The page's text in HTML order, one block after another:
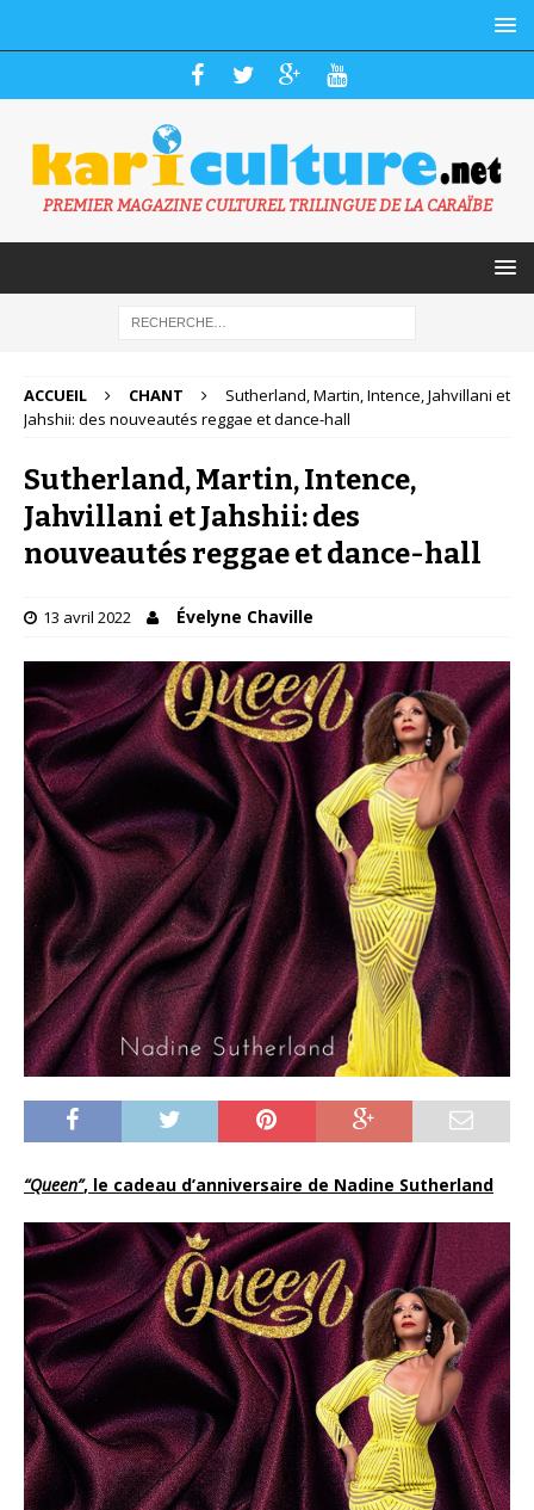
PREMIER MAGAZINE CULTUREL TRILINGUE DE LA CARAÏBE
ACCUEIL CHANT
Sutherland, Martin, Intence, Jahvillani et
Jahshii: des nouveautés reggae et dance-hall
Sutherland, Martin, Intence,
Jahvillani et Jahshii: des
nouveautés reggae et dance-hall
13 avril 2022 Évelyne Chaville
“Queen”, le cadeau d’anniversaire de Nadine Sutherland